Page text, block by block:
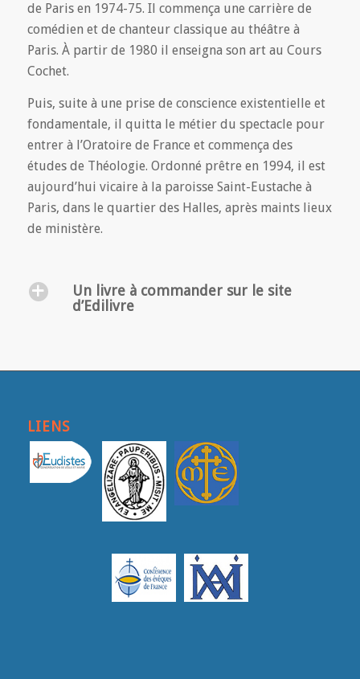
de Paris en 1974-75. Il commença une carrière de
comédien et de chanteur classique au théâtre à
Paris. À partir de 1980 il enseigna son art au Cours
Cochet.
Puis, suite à une prise de conscience existentielle et
fondamentale, il quitta le métier du spectacle pour
entrer à l’Oratoire de France et commença des
études de Théologie. Ordonné prêtre en 1994, il est
aujourd’hui vicaire à la paroisse Saint-Eustache à
Paris, dans le quartier des Halles, après maints lieux
de ministère.
Un livre à commander sur le site
d’Edilivre
LIENS